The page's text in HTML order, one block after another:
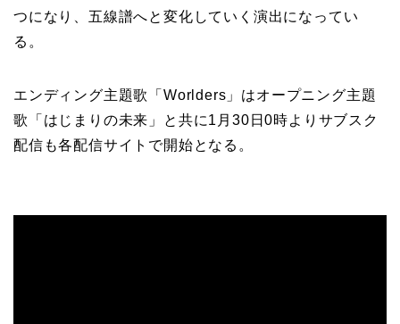
つになり、五線譜へと変化していく演出になってい
る。
エンディング主題歌「Worlders」はオープニング主題
歌「はじまりの未来」と共に1月30日0時よりサブスク
配信も各配信サイトで開始となる。